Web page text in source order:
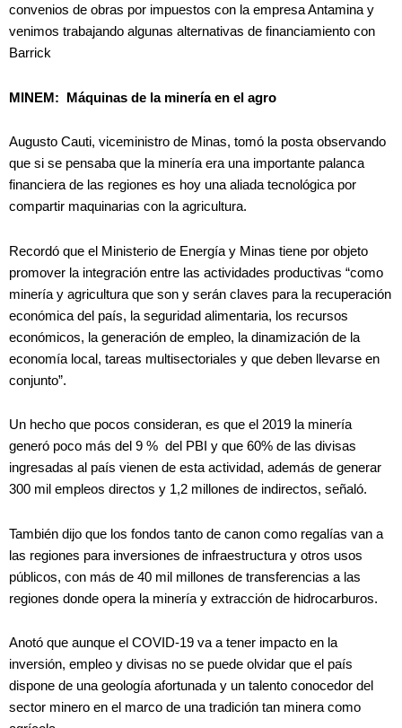
convenios de obras por impuestos con la empresa Antamina y
venimos trabajando algunas alternativas de financiamiento con
Barrick
MINEM: Máquinas de la minería en el agro
Augusto Cauti, viceministro de Minas, tomó la posta observando
que si se pensaba que la minería era una importante palanca
financiera de las regiones es hoy una aliada tecnológica por
compartir maquinarias con la agricultura.
Recordó que el Ministerio de Energía y Minas tiene por objeto
promover la integración entre las actividades productivas “como
minería y agricultura que son y serán claves para la recuperación
económica del país, la seguridad alimentaria, los recursos
económicos, la generación de empleo, la dinamización de la
economía local, tareas multisectoriales y que deben llevarse en
conjunto”.
Un hecho que pocos consideran, es que el 2019 la minería
generó poco más del 9 % del PBI y que 60% de las divisas
ingresadas al país vienen de esta actividad, además de generar
300 mil empleos directos y 1,2 millones de indirectos, señaló.
También dijo que los fondos tanto de canon como regalías van a
las regiones para inversiones de infraestructura y otros usos
públicos, con más de 40 mil millones de transferencias a las
regiones donde opera la minería y extracción de hidrocarburos.
Anotó que aunque el COVID-19 va a tener impacto en la
inversión, empleo y divisas no se puede olvidar que el país
dispone de una geología afortunada y un talento conocedor del
sector minero en el marco de una tradición tan minera como